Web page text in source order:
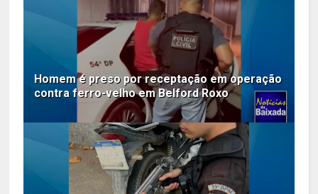
Homem é preso por receptação em operação
contra ferro-velho em Belford Roxo